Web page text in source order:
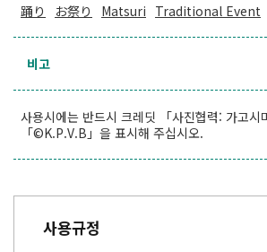
踊り お祭り Matsuri Traditional Event
비고
사용시에는 반드시 크레딧 「사진협력: 가고시
「©K.P.V.B」을 표시해 주십시오.
사용규정